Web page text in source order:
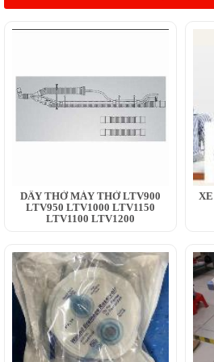
DÂY THỞ MÁY THỞ LTV900
LTV950 LTV1000 LTV1150
LTV1100 LTV1200